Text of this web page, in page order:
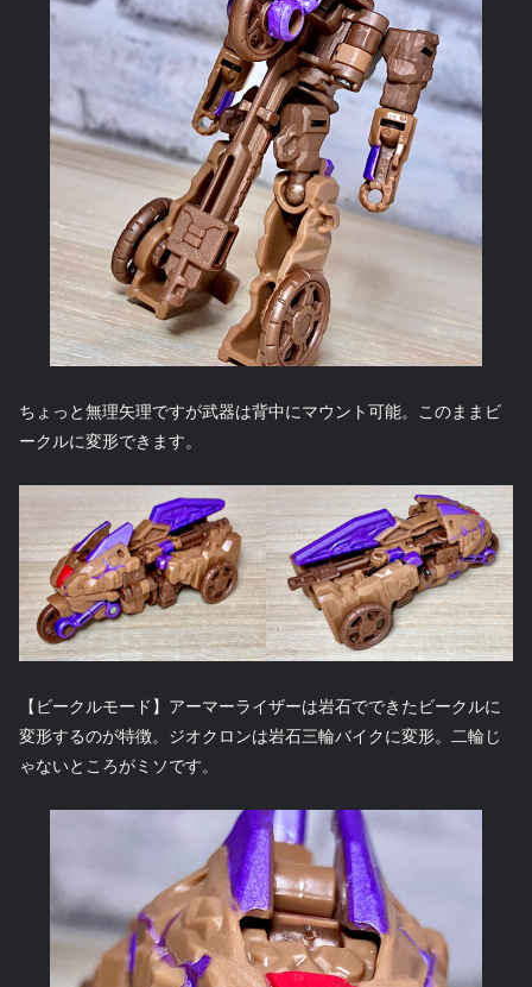
ちょっと無理矢理ですが武器は背中にマウント可能。このままビ
ークルに変形できます。
【ビークルモード】アーマーライザーは岩石でできたビークルに
変形するのが特徴。ジオクロンは岩石三輪バイクに変形。二輪じ
ゃないところがミソです。